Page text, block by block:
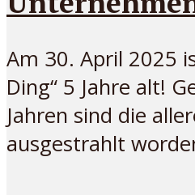
Am 30. April 2025
Ding“ 5 Jahre alt!
Jahren sind die
ausgestrahlt